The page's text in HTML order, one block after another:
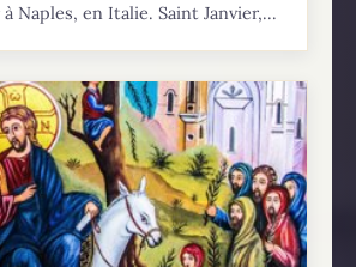
Naples, en Italie. Saint Janvier,...